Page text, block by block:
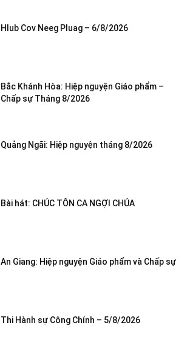
Hlub Cov Neeg Pluag – 6/8/2026
Bắc Khánh Hòa: Hiệp nguyện Giáo phẩm –
Chấp sự Tháng 8/2026
Quảng Ngãi: Hiệp nguyện tháng 8/2026
Bài hát: CHÚC TÔN CA NGỢI CHÚA
An Giang: Hiệp nguyện Giáo phẩm và Chấp sự
Thi Hành sự Công Chính – 5/8/2026